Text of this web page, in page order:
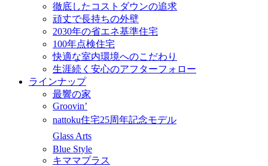
徹底したコストダウンの追求
頑丈で長持ちの外壁
2030年の省エネ基準住宅
100年点検住宅
快適な室内環境へのこだわり
生涯続く安心のアフターフォロー
ラインナップ
最響の家
Groovin’
nattoku住宅25周年記念モデル
Glass Arts
Blue Style
キママプラス